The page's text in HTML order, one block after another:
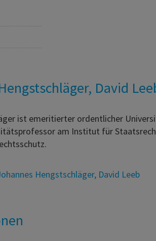
David
ist emeritierter ordentlicher
am Institut für
Hengstschläger, David Leeb